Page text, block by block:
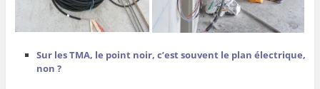
Sur les TMA, le point noir, c’est souvent le plan électrique,
non ?